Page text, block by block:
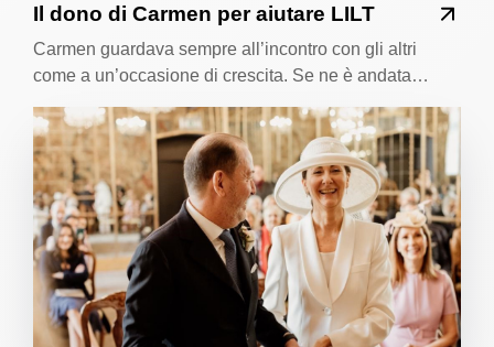
Il dono di Carmen per aiutare LILT
Carmen guardava sempre all’incontro con gli altri
come a un’occasione di crescita. Se ne è andata…